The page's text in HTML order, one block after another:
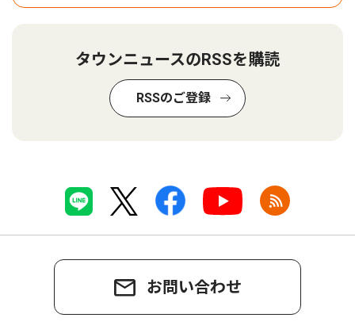
タウンニュースのRSSを購読
RSSのご登録
お問い合わせ